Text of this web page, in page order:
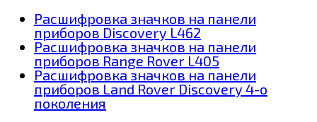
Расшифровка значков на панели
приборов Discovery L462
Расшифровка значков на панели
приборов Range Rover L405
Расшифровка значков на панели
приборов Land Rover Discovery 4-о
поколения